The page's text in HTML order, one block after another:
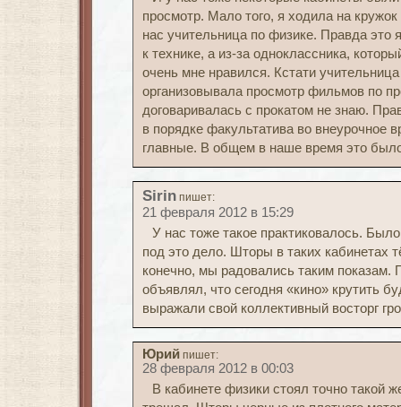
просмотр. Мало того, я ходила на
нас учительница по физике. Правда это
к технике, а из-за одноклассника,
очень мне нравился. Кстати
организовывала просмотр фильмов по
договаривалась с прокатом не знаю.
в порядке факультатива во внеурочное
главные. В общем в наше время это
Sirin пишет:
21 февраля 2012 в 15:29
У нас тоже такое практиковалось.
под это дело. Шторы в таких кабинетах
конечно, мы радовались таким показам.
объявлял, что сегодня «кино» крутить
выражали свой коллективный восторг
Юрий пишет:
28 февраля 2012 в 00:03
В кабинете физики стоял точно такой